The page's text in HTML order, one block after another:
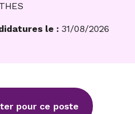
le : 31/08/2026
pour ce poste